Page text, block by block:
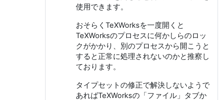
使用できます。
おそらくTeXWorksを一度開くと
TeXWorksのプロセスに何かしらのロッ
クがかかり、別のプロセスから開こうと
すると正常に処理されないのかと推察し
ております。
タイプセットの修正で解決しないようで
あればTeXWorksの「ファイル」タブか